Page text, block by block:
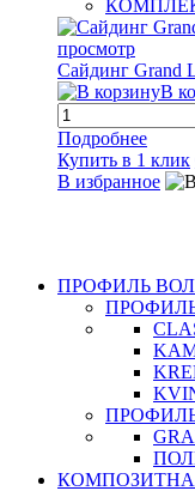
просмотр
Сайдинг Grand
В
Подробнее
Купить в 1 клик
В избранное
ПРОФИЛЬ